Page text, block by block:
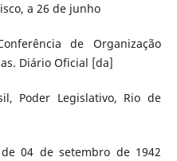
a 26 de junho
de Organização
Diário Oficial [da]
Poder Legislativo, Rio de
de 04 de setembro de 1942